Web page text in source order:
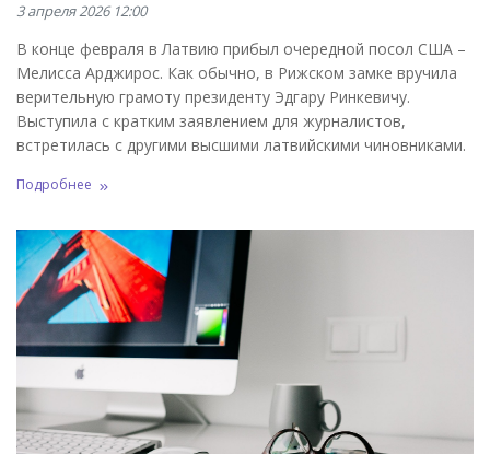
3 апреля 2026 12:00
В конце февраля в Латвию прибыл очередной посол США –
Мелисса Арджирос. Как обычно, в Рижском замке вручила
верительную грамоту президенту Эдгару Ринкевичу.
Выступила с кратким заявлением для журналистов,
встретилась с другими высшими латвийскими чиновниками.
Подробнее